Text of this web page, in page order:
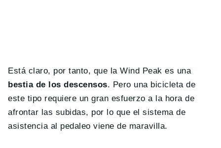
Está claro, por tanto, que la Wind Peak es una
bestia de los descensos. Pero una bicicleta de
este tipo requiere un gran esfuerzo a la hora de
afrontar las subidas, por lo que el sistema de
asistencia al pedaleo viene de maravilla.